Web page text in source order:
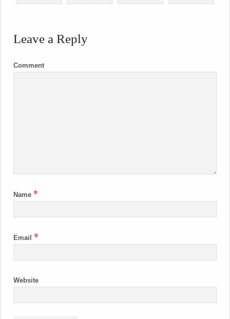
Leave a Reply
Comment
Name *
Email *
Website